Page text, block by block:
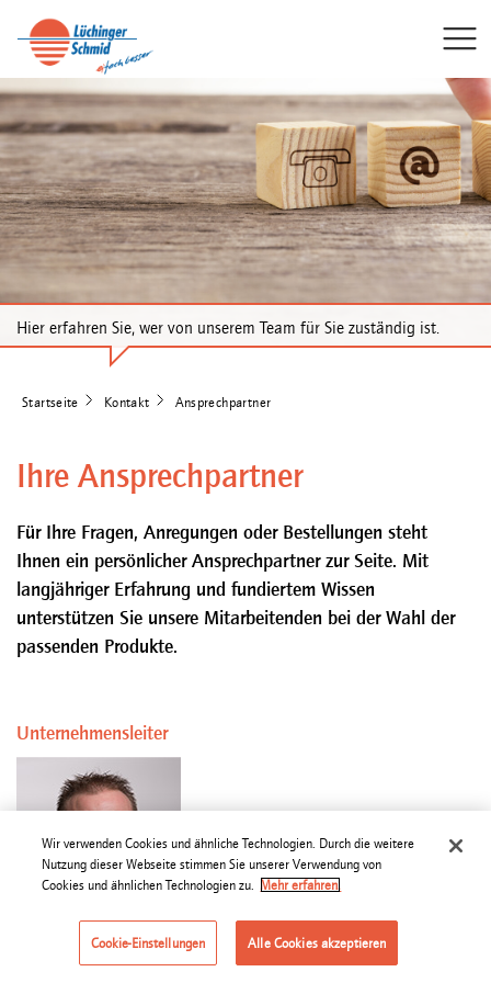
Hier erfahren Sie, wer von unserem Team für Sie zuständig ist.
Startseite Kontakt Ansprechpartner
Ihre Ansprechpartner
Für Ihre Fragen, Anregungen oder Bestellungen steht
Ihnen ein persönlicher Ansprechpartner zur Seite. Mit
langjähriger Erfahrung und fundiertem Wissen
unterstützen Sie unsere Mitarbeitenden bei der Wahl der
passenden Produkte.
Unternehmensleiter
Thierry Chevalley
thierry.chevalley@micarna.ch
Wir verwenden Cookies und ähnliche Technologien. Durch die weitere
Nutzung dieser Webseite stimmen Sie unserer Verwendung von
Cookies und ähnlichen Technologien zu. Mehr erfahren.
Cookie-Einstellungen Alle Cookies akzeptieren